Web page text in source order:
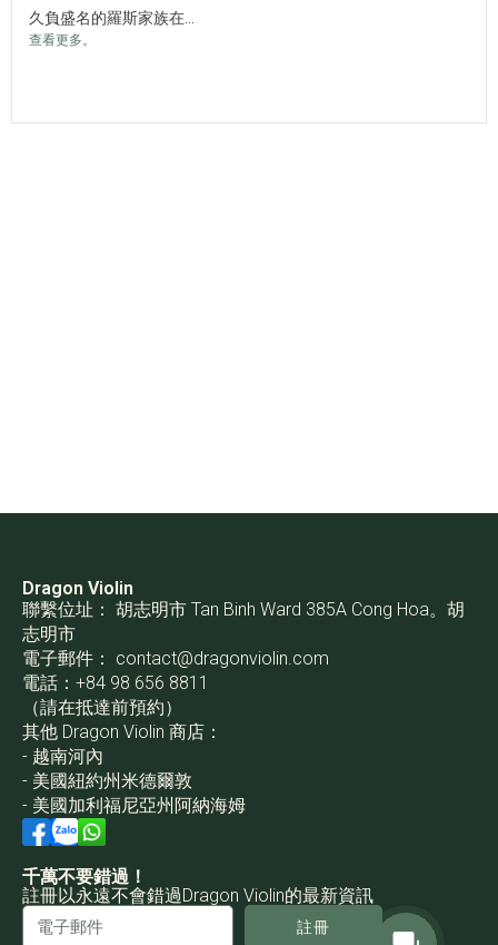
久負盛名的羅斯家族在...
查看更多。
Dragon Violin
聯繫位址： 胡志明市 Tan Binh Ward 385A Cong Hoa。胡
志明市
電子郵件： contact@dragonviolin.com
電話：+84 98 656 8811
（請在抵達前預約）
其他 Dragon Violin 商店：
- 越南河內
- 美國紐約州米德爾敦
- 美國加利福尼亞州阿納海姆
千萬不要錯過！
註冊以永遠不會錯過Dragon Violin的最新資訊
註冊